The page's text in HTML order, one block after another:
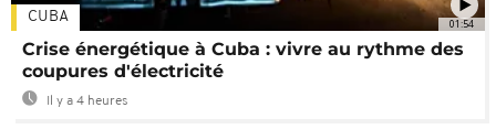
01:54
CUBA
Crise énergétique à Cuba : vivre au rythme des
coupures d'électricité
Il y a 4 heures